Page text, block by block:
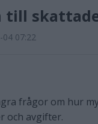
till
04 07:22
frågor om hur
och avgifter.